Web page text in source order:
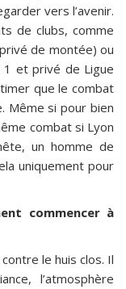
vers l’avenir.
de clubs, comme
de montée) ou
1 et privé de Ligue
que le combat
Même si pour bien
combat si Lyon
un homme de
uniquement pour
commencer à
le huis clos. Il
l’atmosphère